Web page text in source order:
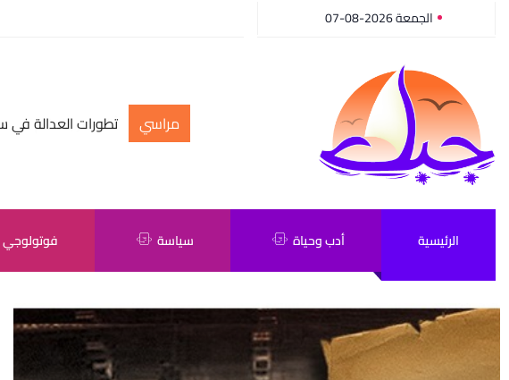
الجمعة 2026-08-07
مراسي أكبر سر بالعالم
الرئيسية أدب وحياة سياسة فوتولوجي